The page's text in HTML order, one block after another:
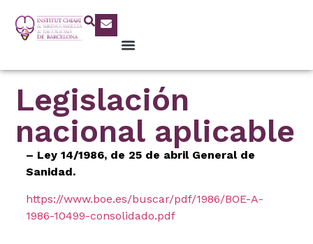
Legislación
nacional aplicable
– Ley 14/1986, de 25 de abril General de
Sanidad.
https://www.boe.es/buscar/pdf/1986/BOE-A-
1986-10499-consolidado.pdf